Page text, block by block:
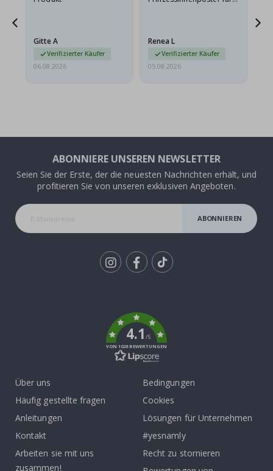
Gitte A
Verifizierter Käufer
06.08.2026
beschädigt…
Renea L
Verifizierter Käufer
05.08.2026
ABONNIERE UNSEREN NEWSLETTER
Seien Sie der Erste, der die neuesten Nachrichten erhält, und
profitieren Sie von unseren exklusiven Angeboten.
ABONNIEREN
4.1/5
VON 1028 BEWERTUNGEN
Über uns
Häufig gestellte fragen
Anleitungen
Kontakt
Arbeiten sie mit uns
zusammen!
Bedingungen
Cookies
Lösungen für Unternehmen
#yesnamly
Recht zu stornieren